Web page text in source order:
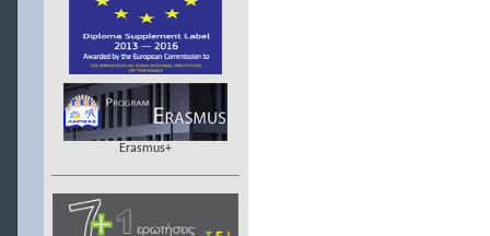
Erasmus+